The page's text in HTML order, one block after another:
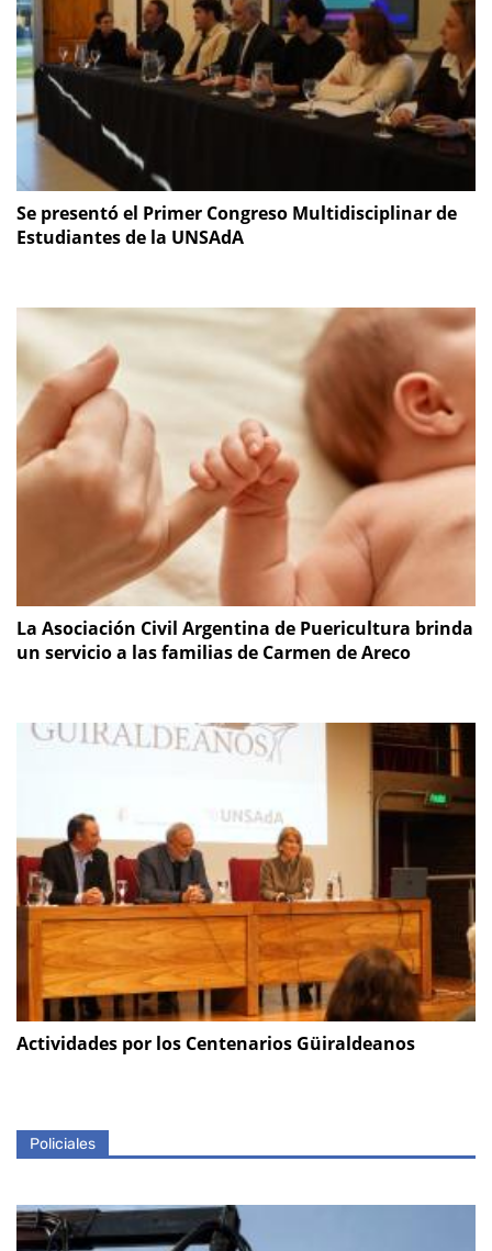
Se presentó el Primer Congreso Multidisciplinar de
Estudiantes de la UNSAdA
La Asociación Civil Argentina de Puericultura brinda
un servicio a las familias de Carmen de Areco
Actividades por los Centenarios Güiraldeanos
Policiales